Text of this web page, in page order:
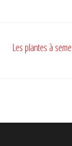
Les plantes à